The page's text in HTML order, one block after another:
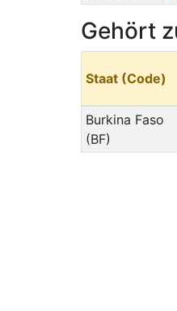
Gehört
Staat (Code)
Burkina Faso
(BF)